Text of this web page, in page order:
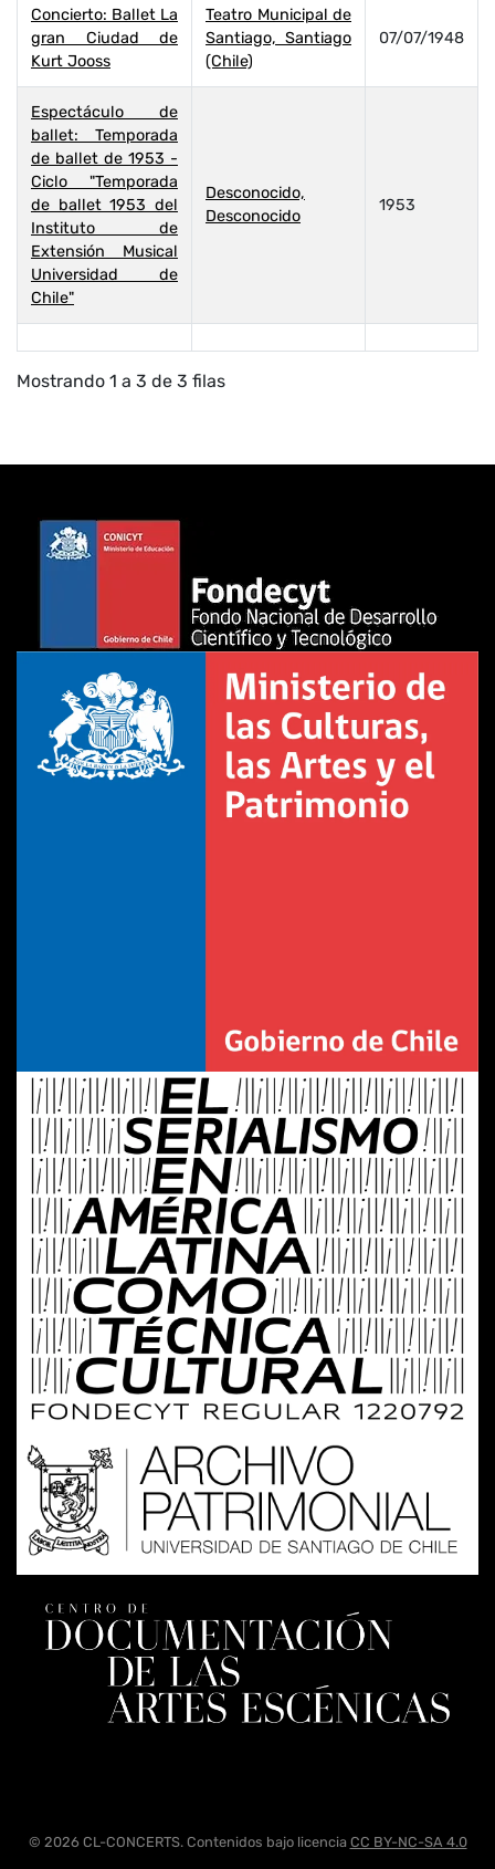
Concierto: Ballet La
gran Ciudad de
Kurt Jooss
Teatro Municipal de
Santiago, Santiago
(Chile)
07/07/1948
Espectáculo de
ballet: Temporada
de ballet de 1953 -
Ciclo "Temporada
de ballet 1953 del
Instituto de
Extensión Musical
Universidad de
Chile"
Desconocido,
Desconocido
1953
Mostrando 1 a 3 de 3 filas
© 2026 CL-CONCERTS. Contenidos bajo licencia CC BY-NC-SA 4.0